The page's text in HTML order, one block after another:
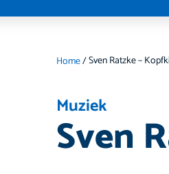
Home/Sven Ratzke –
Muziek
Sven